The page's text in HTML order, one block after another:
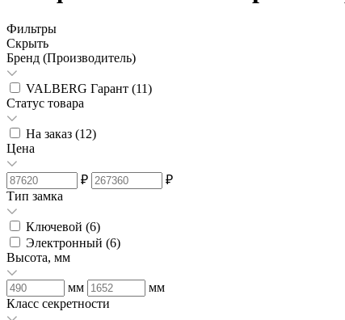
Фильтры
Скрыть
Бренд (Производитель)
VALBERG Гарант (11)
Статус товара
На заказ (12)
Цена
₽
₽
Тип замка
Ключевой (6)
Электронный (6)
Высота, мм
мм
мм
Класс секретности